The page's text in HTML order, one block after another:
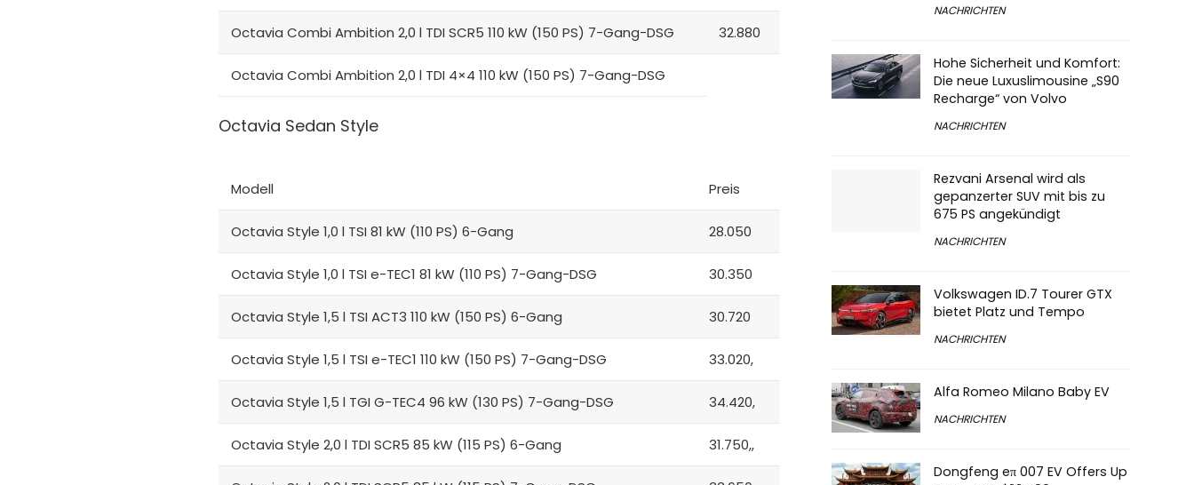
Octavia Combi Ambition 2,0 l TDI SCR5 110 kW (150 PS) 7-Gang-DSG 32.880
Octavia Combi Ambition 2,0 l TDI 4×4 110 kW (150 PS) 7-Gang-DSG
Octavia Sedan Style
Modell Preis
Octavia Style 1,0 l TSI 81 kW (110 PS) 6-Gang 28.050
Octavia Style 1,0 l TSI e-TEC1 81 kW (110 PS) 7-Gang-DSG 30.350
Octavia Style 1,5 l TSI ACT3 110 kW (150 PS) 6-Gang 30.720
Octavia Style 1,5 l TSI e-TEC1 110 kW (150 PS) 7-Gang-DSG 33.020,
Octavia Style 1,5 l TGI G-TEC4 96 kW (130 PS) 7-Gang-DSG 34.420,
Octavia Style 2,0 l TDI SCR5 85 kW (115 PS) 6-Gang 31.750,,
NACHRICHTEN
Hohe Sicherheit und Komfort:
Die neue Luxuslimousine „S90
Recharge“ von Volvo
NACHRICHTEN
Rezvani Arsenal wird als
gepanzerter SUV mit bis zu
675 PS angekündigt
NACHRICHTEN
Volkswagen ID.7 Tourer GTX
bietet Platz und Tempo
NACHRICHTEN
Alfa Romeo Milano Baby EV
NACHRICHTEN
Dongfeng eπ 007 EV Offers Up